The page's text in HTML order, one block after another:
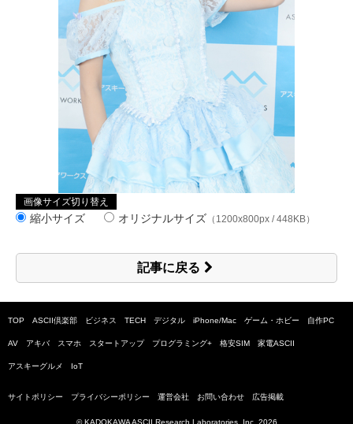
画像サイズ切り替え
縮小サイズ オリジナルサイズ （1200x800px / 448KB）
記事に戻る
TOP ASCII倶楽部 ビジネス TECH デジタル iPhone/Mac ゲーム・ホビー 自作PC
AV アキバ スマホ スタートアップ プログラミング+ 格安SIM 家電ASCII
アスキーグルメ IoT
サイトポリシー プライバシーポリシー 運営会社 お問い合わせ 広告掲載
© KADOKAWA ASCII Research Laboratories, Inc. 2026